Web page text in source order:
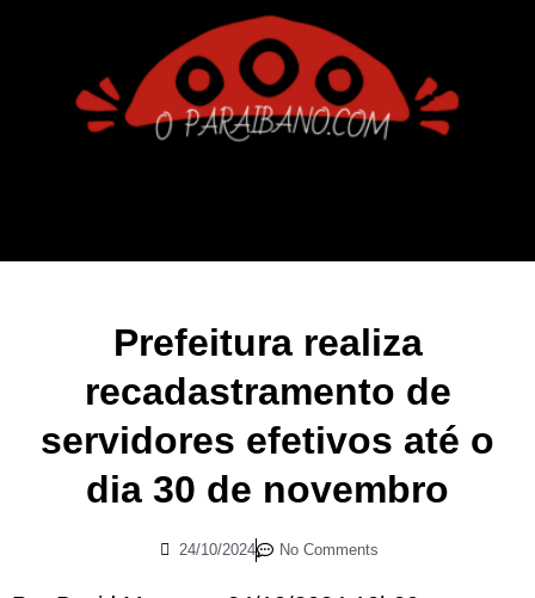
Prefeitura realiza
recadastramento de
servidores efetivos até o
dia 30 de novembro
24/10/2024 No Comments